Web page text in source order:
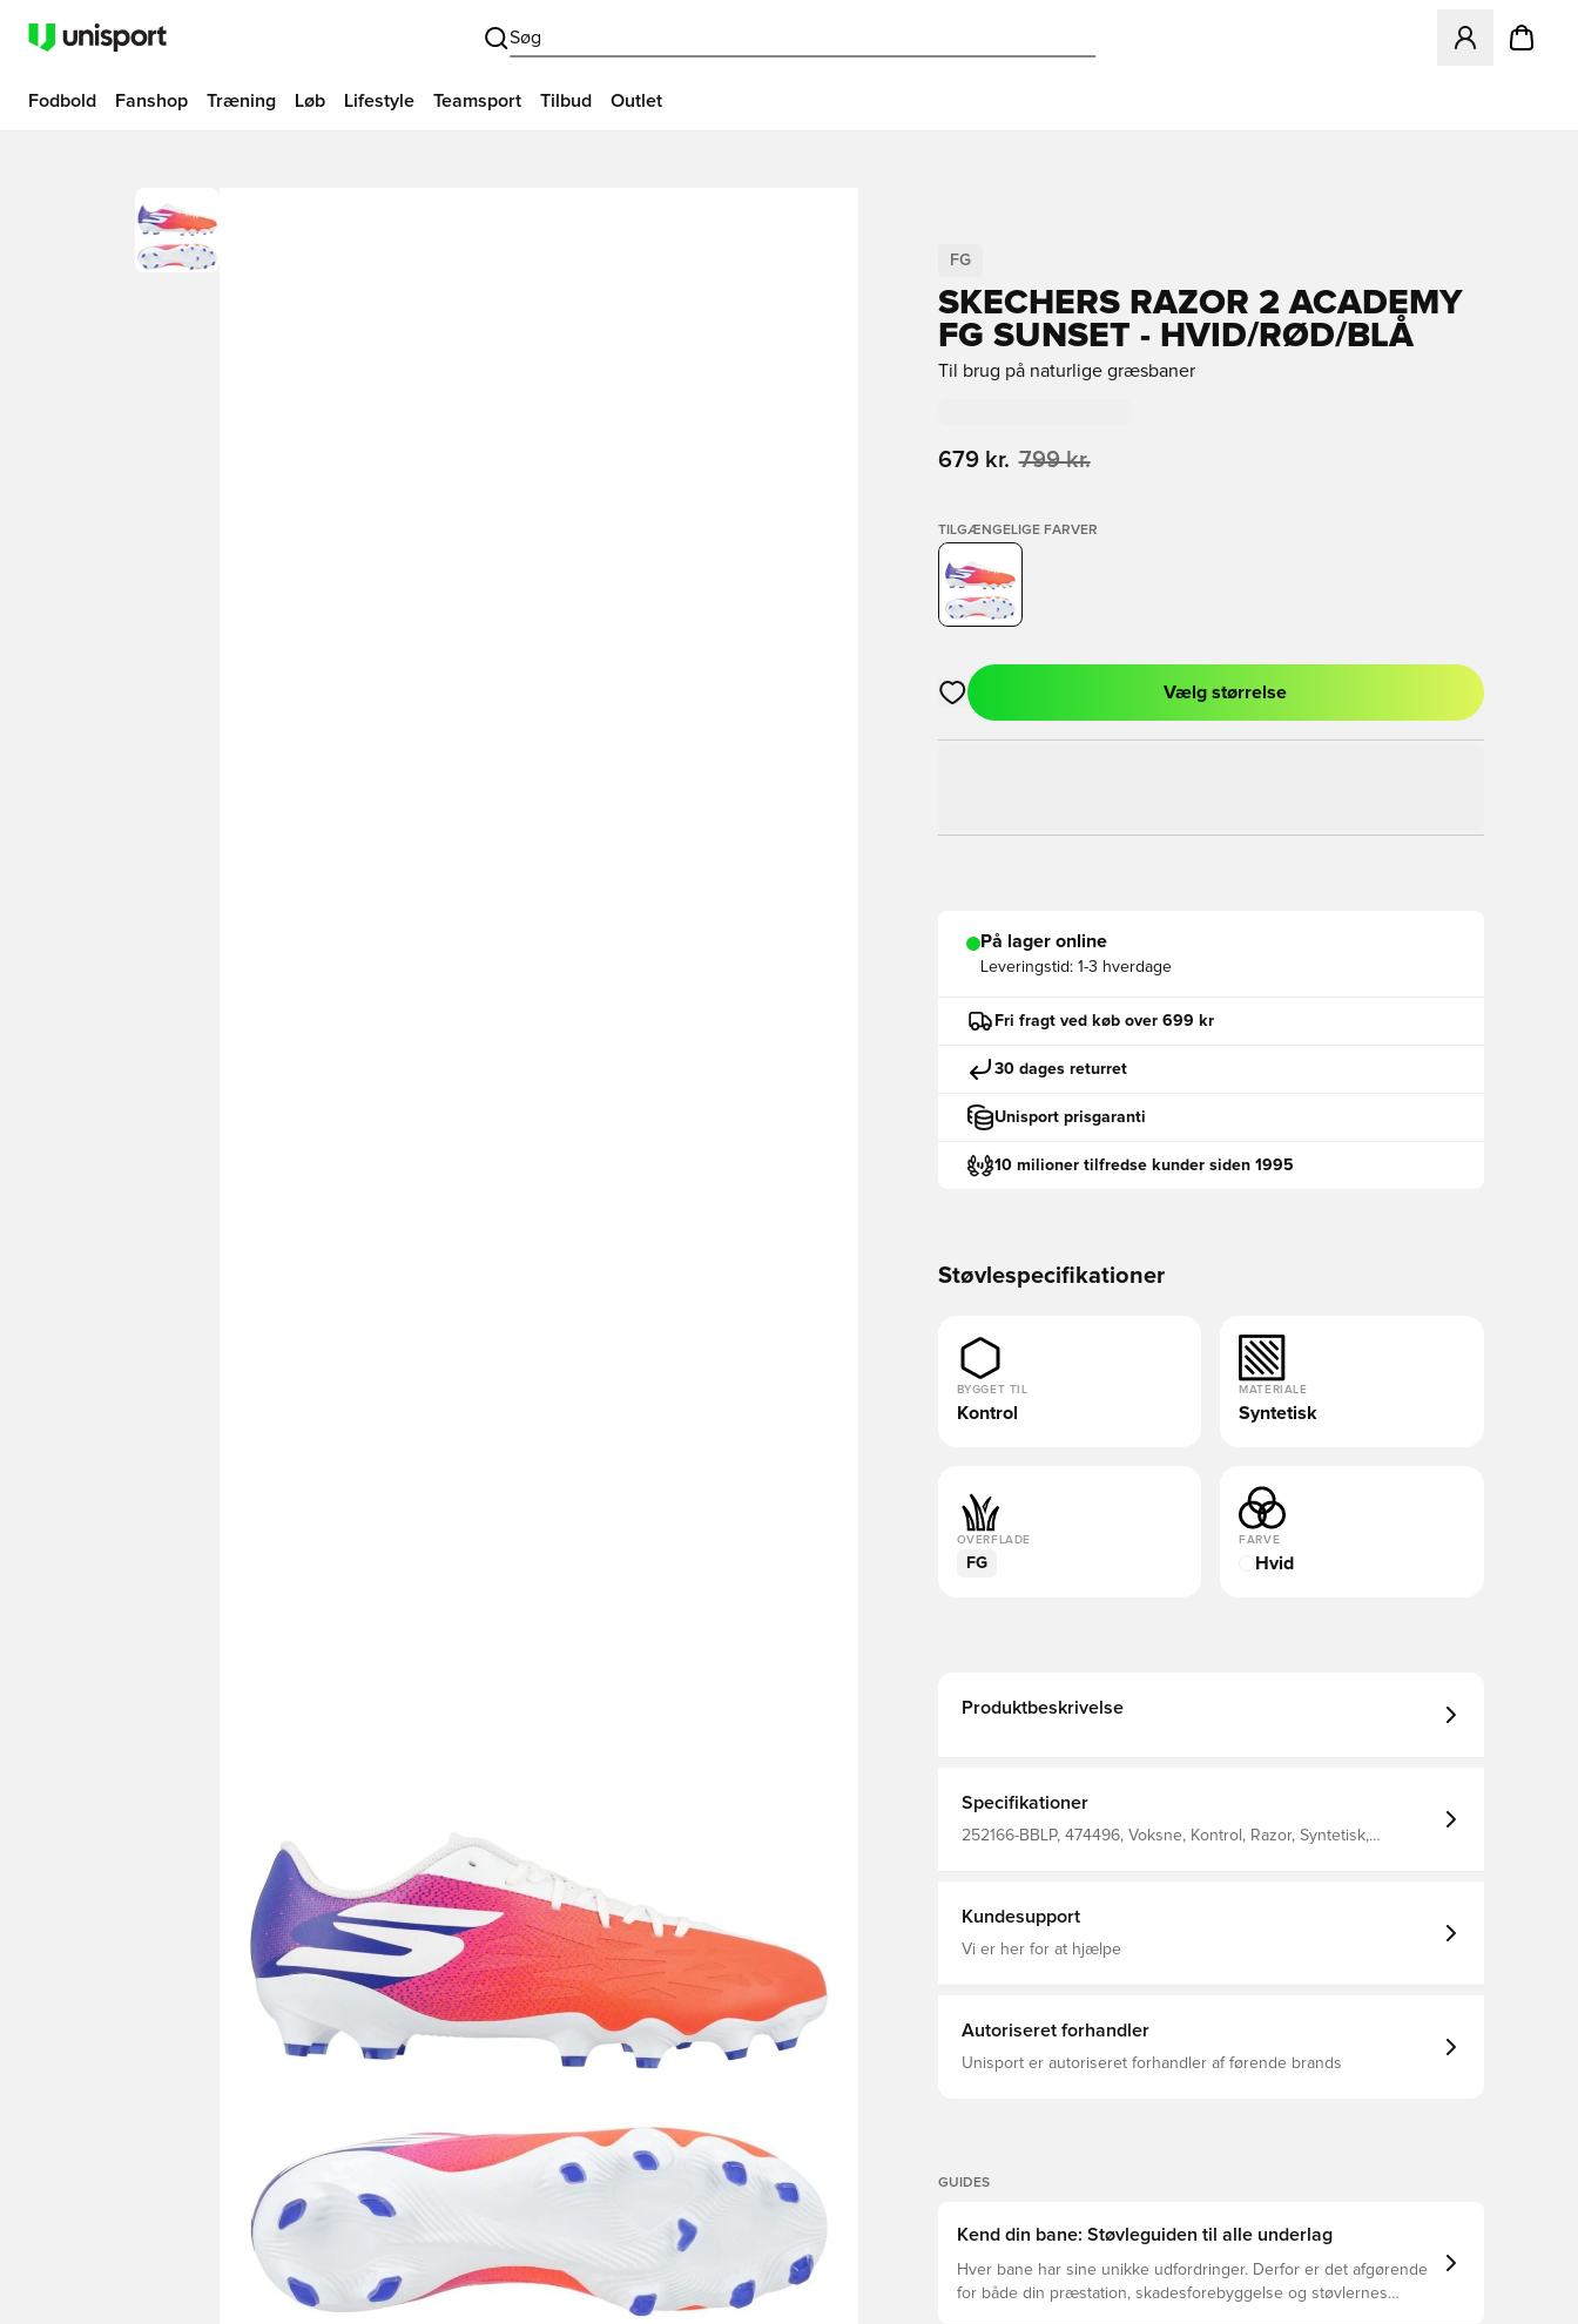
Søg
Åbner en
Fodbold Fanshop Træning Løb Lifestyle Teamsport Tilbud Outlet
FG
SKECHERS RAZOR 2 ACADEMY
FG SUNSET - HVID/RØD/BLÅ
Til brug på naturlige græsbaner
679 kr. 799 kr.
TILGÆNGELIGE FARVER
Åbner en Modal til at logge ind eller tilmelde dig som medlem
Vælg størrelse
På lager online
Leveringstid: 1-3 hverdage
Fri fragt ved køb over 699 kr
30 dages returret
Unisport prisgaranti
10 milioner tilfredse kunder siden 1995
Støvlespecifikationer
BYGGET TIL
Kontrol
MATERIALE
Syntetisk
OVERFLADE
FG
FARVE
Hvid
Produktbeskrivelse
Specifikationer
252166-BBLP, 474496, Voksne, Kontrol, Razor, Syntetisk,
Kundesupport
Vi er her for at hjælpe
Autoriseret forhandler
Unisport er autoriseret forhandler af førende brands
GUIDES
Kend din bane: Støvleguiden til alle underlag
Hver bane har sine unikke udfordringer. Derfor er det afgørende
for både din præstation, skadesforebyggelse og støvlernes